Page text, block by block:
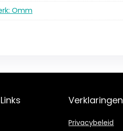
Omm
Verklaringen
Privacybeleid